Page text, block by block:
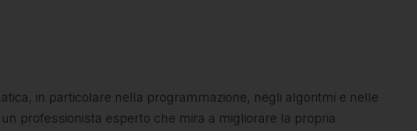
in particolare nella programmazione, negli algoritmi e nelle
professionista esperto che mira a migliorare la propria